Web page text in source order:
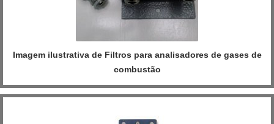
Imagem ilustrativa de Filtros para analisadores de gases de
combustão